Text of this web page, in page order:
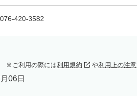
076-420-3582
ご利用の際には利用規約 や利用上の注意
06日